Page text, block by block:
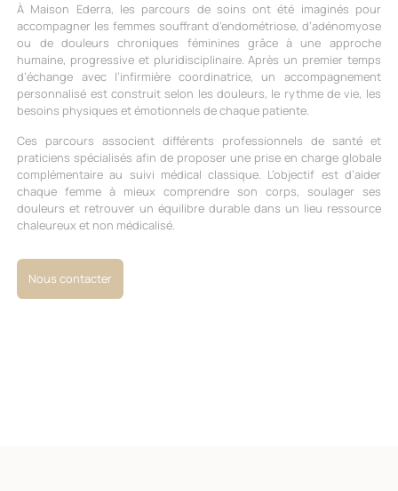
À Maison Ederra, les parcours de soins ont été imaginés pour
accompagner les femmes souffrant d’endométriose, d’adénomyose
ou de douleurs chroniques féminines grâce à une approche
humaine, progressive et pluridisciplinaire. Après un premier temps
d’échange avec l’infirmière coordinatrice, un accompagnement
personnalisé est construit selon les douleurs, le rythme de vie, les
besoins physiques et émotionnels de chaque patiente.
Ces parcours associent différents professionnels de santé et
praticiens spécialisés afin de proposer une prise en charge globale
complémentaire au suivi médical classique. L’objectif est d’aider
chaque femme à mieux comprendre son corps, soulager ses
douleurs et retrouver un équilibre durable dans un lieu ressource
chaleureux et non médicalisé.
Nous contacter